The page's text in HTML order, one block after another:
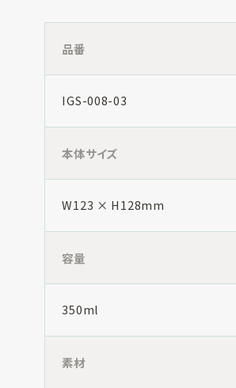
品番
IGS-008-03
本体サイズ
W123 × H128mm
容量
350ml
素材